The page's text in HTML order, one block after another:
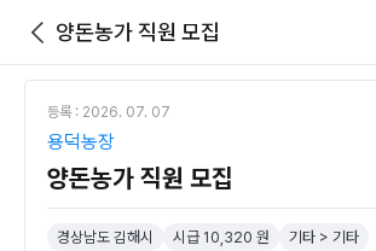
양돈농가 직원 모집
등록 : 2026. 07. 07
용덕농장
양돈농가 직원 모집
경상남도 김해시 시급 10,320 원
기타 > 기타